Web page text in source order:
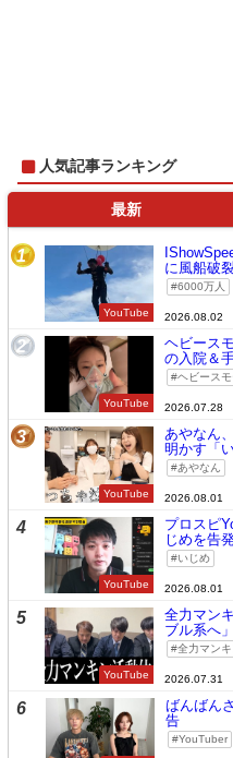
人気記事ランキング
最新
1
YouTube
に風船破
6000万人
2026.08.02
2
YouTube
ヘビース
の入院＆
ヘビース
2026.07.28
3
YouTube
あやなん
明かす「
あやなん
2026.08.01
4
YouTube
プロスピ
じめを告
いじめ
2026.08.01
5
YouTube
全力マン
ブル系へ
全力マンキ
2026.07.31
6
ばんばん
告
YouTuber